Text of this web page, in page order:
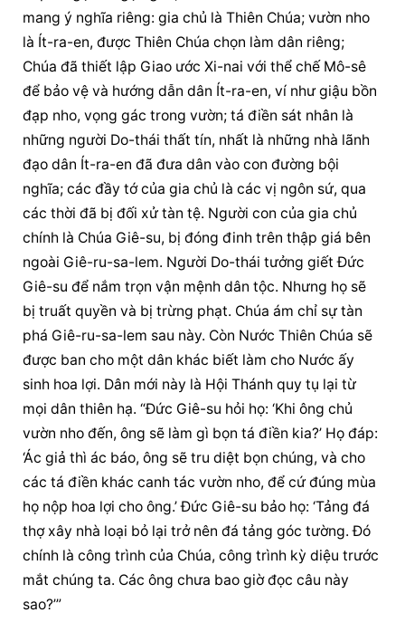
mang ý nghĩa riêng: gia chủ là Thiên Chúa; vườn nho
là Ít-ra-en, được Thiên Chúa chọn làm dân riêng;
Chúa đã thiết lập Giao ước Xi-nai với thể chế Mô-sê
để bảo vệ và hướng dẫn dân Ít-ra-en, ví như giậu bồn
đạp nho, vọng gác trong vườn; tá điền sát nhân là
những người Do-thái thất tín, nhất là những nhà lãnh
đạo dân Ít-ra-en đã đưa dân vào con đường bội
nghĩa; các đầy tớ của gia chủ là các vị ngôn sứ, qua
các thời đã bị đối xử tàn tệ. Người con của gia chủ
chính là Chúa Giê-su, bị đóng đinh trên thập giá bên
ngoài Giê-ru-sa-lem. Người Do-thái tưởng giết Đức
Giê-su để nắm trọn vận mệnh dân tộc. Nhưng họ sẽ
bị truất quyền và bị trừng phạt. Chúa ám chỉ sự tàn
phá Giê-ru-sa-lem sau này. Còn Nước Thiên Chúa sẽ
được ban cho một dân khác biết làm cho Nước ấy
sinh hoa lợi. Dân mới này là Hội Thánh quy tụ lại từ
mọi dân thiên hạ. “Đức Giê-su hỏi họ: ‘Khi ông chủ
vườn nho đến, ông sẽ làm gì bọn tá điền kia?’ Họ đáp:
‘Ác giả thì ác báo, ông sẽ tru diệt bọn chúng, và cho
các tá điền khác canh tác vườn nho, để cứ đúng mùa
họ nộp hoa lợi cho ông.’ Đức Giê-su bảo họ: ‘Tảng đá
thợ xây nhà loại bỏ lại trở nên đá tảng góc tường. Đó
chính là công trình của Chúa, công trình kỳ diệu trước
mắt chúng ta. Các ông chưa bao giờ đọc câu này
sao?’”